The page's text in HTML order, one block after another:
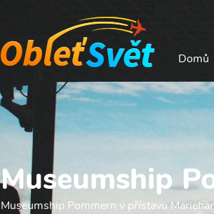
Domů
Museumship
Museumship Pommern v přístavu